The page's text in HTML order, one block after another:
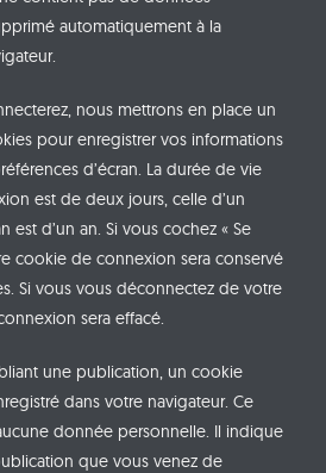
automatiquement à la
nous mettrons en place un
pour enregistrer vos informations
d’écran. La durée de vie
est de deux jours, celle d’un
est d’un an. Si vous cochez « Se
cookie de connexion sera conservé
Si vous vous déconnectez de votre
sera effacé.
une publication, un cookie
dans votre navigateur. Ce
donnée personnelle. Il indique
que vous venez de